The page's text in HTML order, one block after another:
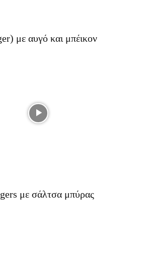
με αυγό και μπέικον
με σάλτσα μπύρας